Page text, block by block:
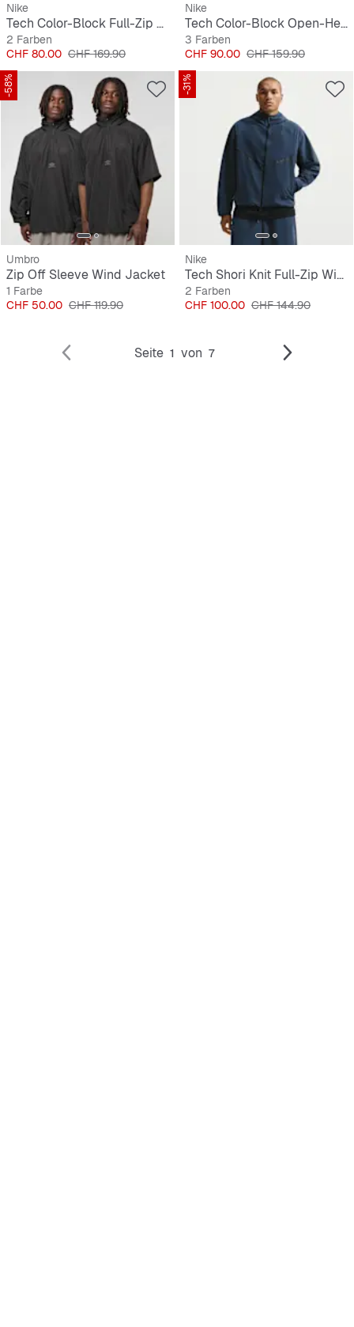
Nike
Tech Color-Block Full-Zip Fleece Windrunner Jacket
2 Farben
Preis
CHF 80.00 Originalpreis
CHF 169.90
Nike
Tech Color-Block Open-Hem Fleece Pants
3 Farben
Preis
CHF 90.00 Originalpreis
CHF 159.90
-58%
Umbro
Zip Off Sleeve Wind Jacket
1 Farbe
Preis
CHF 50.00 Originalpreis
CHF 119.90
-31%
Nike
Tech Shori Knit Full-Zip Windrunner Jacket
2 Farben
Preis
CHF 100.00 Originalpreis
CHF 144.90
Seite 1 von 7